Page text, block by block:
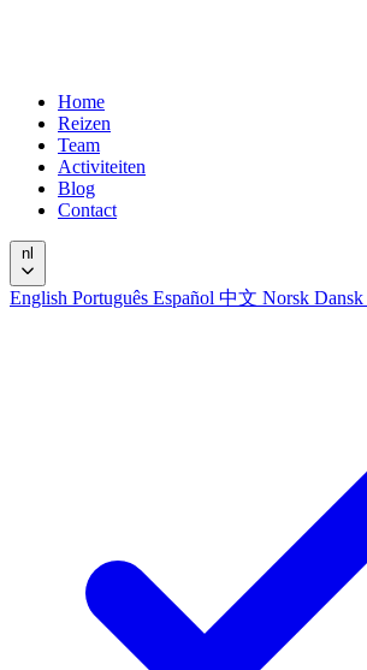
Home
Reizen
Team
Activiteiten
Blog
Contact
nl
English Português Español 中文 Norsk Dansk